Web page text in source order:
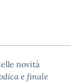
novità
e finale